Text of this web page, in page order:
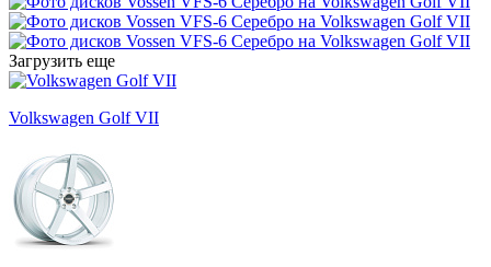
Загрузить еще
Volkswagen Golf VII